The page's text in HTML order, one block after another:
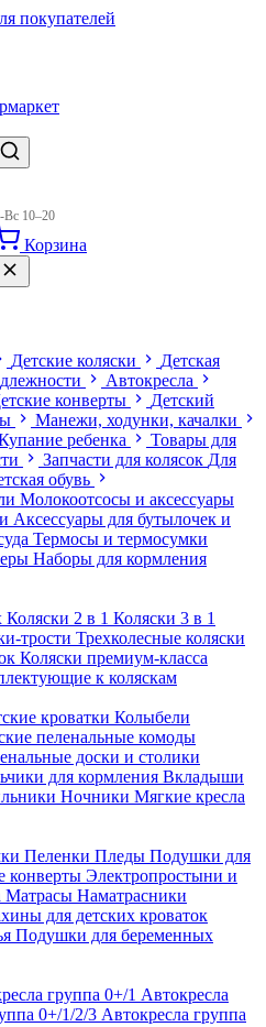
покупателей
10–20
Корзина
Детские коляски
Детская
Автокресла
конверты
Детский
Манежи, ходунки, качалки
ребенка
Товары для
Запчасти для колясок Для
обувь
Молокоотсосы и аксессуары
Аксессуары для бутылочек и
Термосы и термосумки
Наборы для кормления
Коляски 2 в 1 Коляски 3 в 1
трости Трехколесные коляски
Коляски премиум-класса
к коляскам
кроватки Колыбели
пеленальные комоды
доски и столики
для кормления Вкладыши
Ночники Мягкие кресла
Пеленки Пледы Подушки для
конверты Электропростыни и
Матрасы Наматрасники
для детских кроваток
Подушки для беременных
группа 0+/1 Автокресла
0+/1/2/3 Автокресла группа